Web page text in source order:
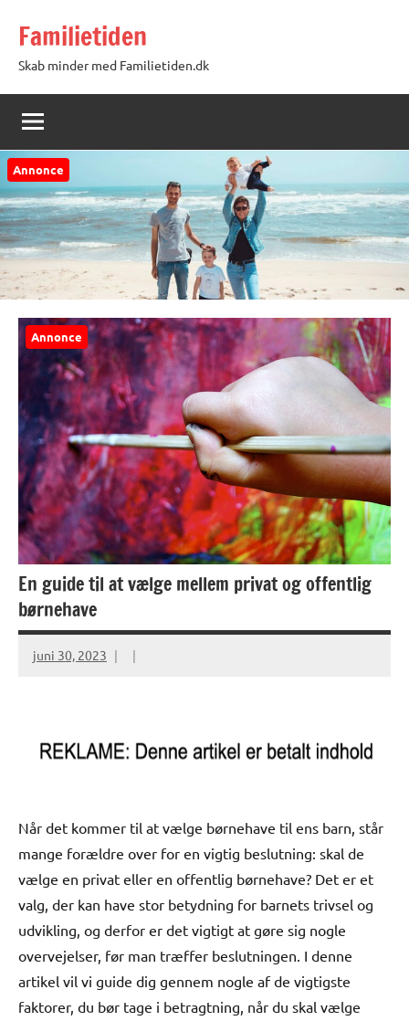
indhold
Familietiden
Skab minder med Familietiden.dk
Annonce
Annonce
En guide til at vælge mellem privat og offentlig
børnehave
juni 30, 2023
Når det kommer til at vælge børnehave til ens barn, står
mange forældre over for en vigtig beslutning: skal de
vælge en privat eller en offentlig børnehave? Det er et
valg, der kan have stor betydning for barnets trivsel og
udvikling, og derfor er det vigtigt at gøre sig nogle
overvejelser, før man træffer beslutningen. I denne
artikel vil vi guide dig gennem nogle af de vigtigste
faktorer, du bør tage i betragtning, når du skal vælge